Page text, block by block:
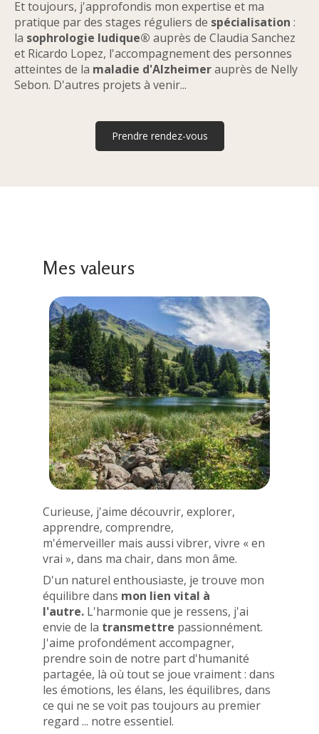
Et toujours, j'approfondis mon expertise et ma
pratique par des stages réguliers de spécialisation :
la sophrologie ludique® auprès de Claudia Sanchez
et Ricardo Lopez, l'accompagnement des personnes
atteintes de la maladie d'Alzheimerauprès de Nelly
Sebon. D'autres projets à venir...
Prendre rendez-vous
Mes valeurs
Curieuse, j'aime découvrir, explorer,
apprendre, comprendre,
m'émerveiller mais aussi vibrer, vivre « en
vrai », dans ma chair, dans mon âme.
D'un naturel enthousiaste, je trouve mon
équilibre dans mon lien vital à
l'autre. L'harmonie que je ressens, j'ai
envie de la transmettre passionnément.
J'aime profondément accompagner,
prendre soin de notre part d'humanité
partagée, là où tout se joue vraiment : dans
les émotions, les élans, les équilibres, dans
ce qui ne se voit pas toujours au premier
regard ... notre essentiel.